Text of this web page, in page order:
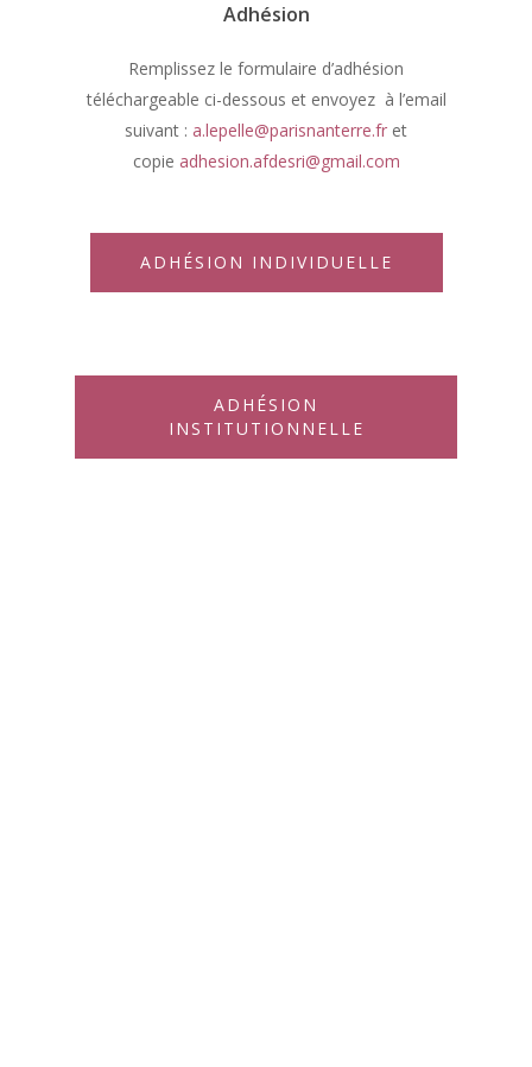
Adhésion
Remplissez le formulaire d’adhésion
téléchargeable ci-dessous et envoyez à l’email
suivant : a.lepelle@parisnanterre.fr et
copie adhesion.afdesri@gmail.com
ADHÉSION INDIVIDUELLE
ADHÉSION
INSTITUTIONNELLE